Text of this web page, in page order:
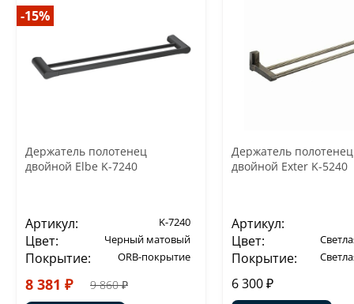
-15%
Держатель полотенец
двойной Elbe K-7240
Артикул: K-7240
Цвет: Черный матовый
Покрытие: ORB-покрытие
8 381 ₽ 9 860 ₽
Держатель полотенец
двойной Exter K-5240
Артикул:
Цвет:
Покрытие:
6 300 ₽